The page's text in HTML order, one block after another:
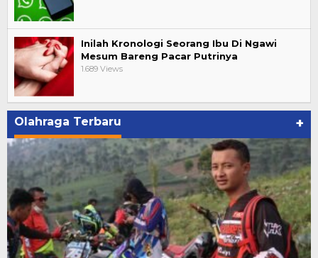
Inilah Kronologi Seorang Ibu Di Ngawi
Mesum Bareng Pacar Putrinya
1.689 Views
Olahraga Terbaru +